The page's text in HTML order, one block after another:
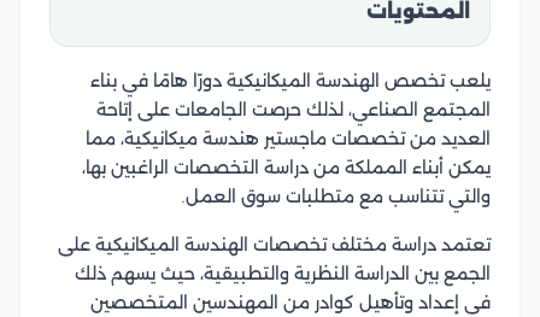
المحتويات
يلعب تخصص الهندسة الميكانيكية دورًا هامًا في بناء
المجتمع الصناعي، لذلك حرصت الجامعات على إتاحة
العديد من تخصصات ماجستير هندسة ميكانيكية، مما
يمكن أبناء المملكة من دراسة التخصصات الراغبين بها،
والتي تتناسب مع متطلبات سوق العمل.
تعتمد دراسة مختلف تخصصات الهندسة الميكانيكية على
الجمع بين الدراسة النظرية والتطبيقية، حيث يسهم ذلك
في إعداد وتأهيل كوادر من المهندسين المتخصصين